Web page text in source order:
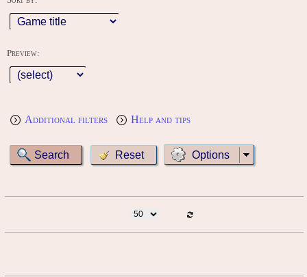
Preview:
Additional filters Help and tips
Options